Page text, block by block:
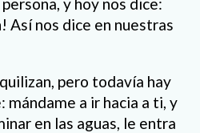
Así nos dice en nuestras
pero todavía hay
mándame a ir hacia a ti, y
en las aguas, le entra